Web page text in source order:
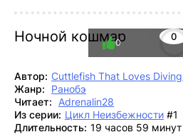
Ночной кошмар 0
0
Автор: Cuttlefish That Loves
Жанр:
Ранобэ
Читает:
Adrenalin28
Из серии: Цикл Неизбежности #1
Длительность: 19 часов 59 минут